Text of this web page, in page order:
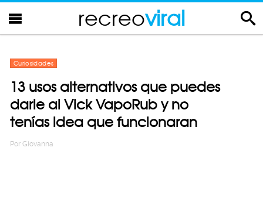
recreoviral
Curiosidades
13 usos alternativos que puedes
darle al Vick VapoRub y no
tenías idea que funcionaran
Por Giovanna